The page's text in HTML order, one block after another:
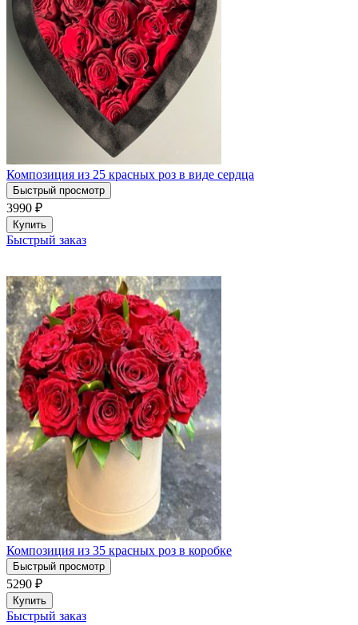
Композиция из 25 красных роз в виде сердца
Быстрый просмотр
3990 ₽
Купить
Быстрый заказ
Композиция из 35 красных роз в коробке
Быстрый просмотр
5290 ₽
Купить
Быстрый заказ